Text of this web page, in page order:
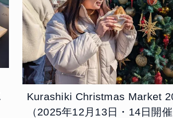
Kurashiki Christmas Market
（2025年12月13日・14日開